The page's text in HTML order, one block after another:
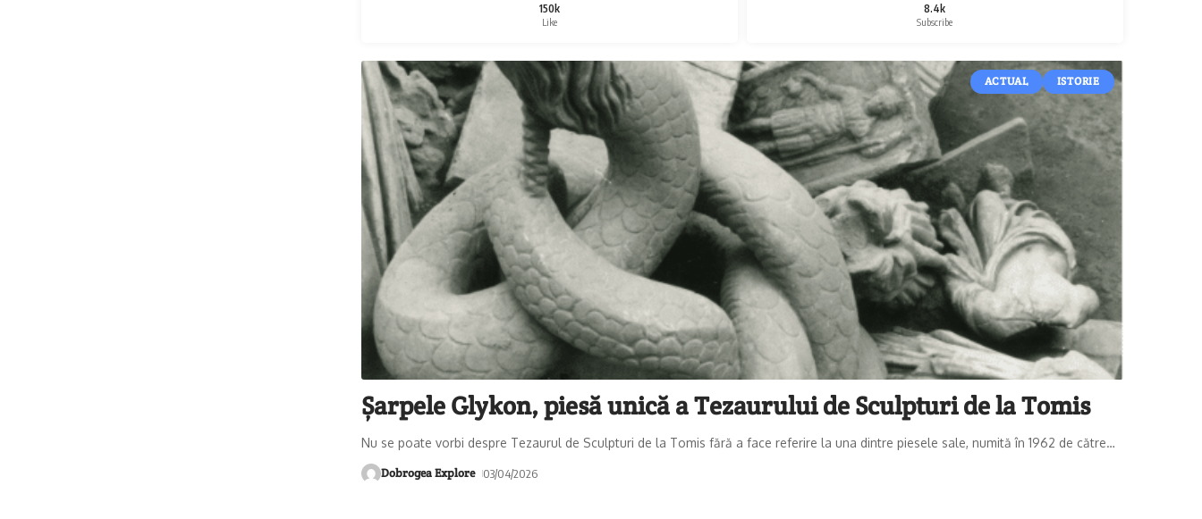
150k
Like
8.4k
Subscribe
ACTUAL ISTORIE
Șarpele Glykon, piesă unică a Tezaurului de Sculpturi de la Tomis
Nu se poate vorbi despre Tezaurul de Sculpturi de la Tomis fără a face referire la una dintre piesele sale, numită în 1962 de către…
Dobrogea Explore 03/04/2026